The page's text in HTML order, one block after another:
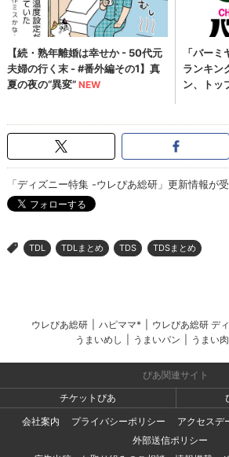
「ディズニー特集 -ウレぴあ総研」更新情報が
> TDL TDLまとめ TDS TDSまとめ
ウレぴあ総研 ハピママ* ウレぴあ総研 デ
うまいめし
うまいパン うまい肉
ぴあ関連サイト
チケットぴあ
会社案内
プライバシーポリシー
アクセスデ
外部送信ポリシー